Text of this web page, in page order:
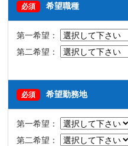
必須 希望職種
第一希望：
第二希望：
必須 希望勤務地
第一希望：
第二希望：